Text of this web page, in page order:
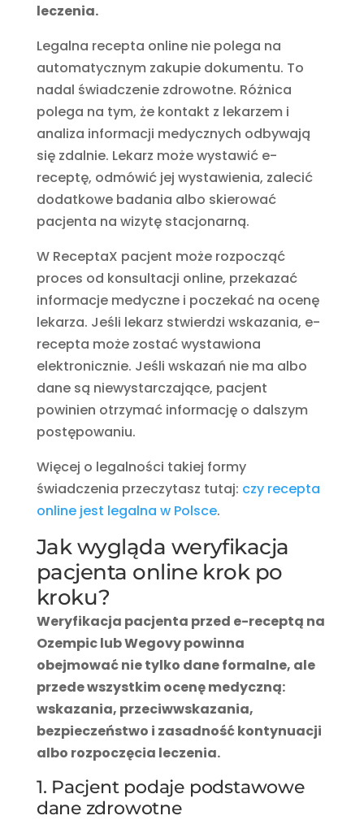
leczenia.
Legalna recepta online nie polega na
automatycznym zakupie dokumentu. To
nadal świadczenie zdrowotne. Różnica
polega na tym, że kontakt z lekarzem i
analiza informacji medycznych odbywają
się zdalnie. Lekarz może wystawić e-
receptę, odmówić jej wystawienia, zalecić
dodatkowe badania albo skierować
pacjenta na wizytę stacjonarną.
W ReceptaX pacjent może rozpocząć
proces od konsultacji online, przekazać
informacje medyczne i poczekać na ocenę
lekarza. Jeśli lekarz stwierdzi wskazania, e-
recepta może zostać wystawiona
elektronicznie. Jeśli wskazań nie ma albo
dane są niewystarczające, pacjent
powinien otrzymać informację o dalszym
postępowaniu.
Więcej o legalności takiej formy
świadczenia przeczytasz tutaj: czy recepta
online jest legalna w Polsce.
Jak wygląda weryfikacja
pacjenta online krok po
kroku?
Weryfikacja pacjenta przed e-receptą na
Ozempic lub Wegovy powinna
obejmować nie tylko dane formalne, ale
przede wszystkim ocenę medyczną:
wskazania, przeciwwskazania,
bezpieczeństwo i zasadność kontynuacji
albo rozpoczęcia leczenia.
1. Pacjent podaje podstawowe
dane zdrowotne